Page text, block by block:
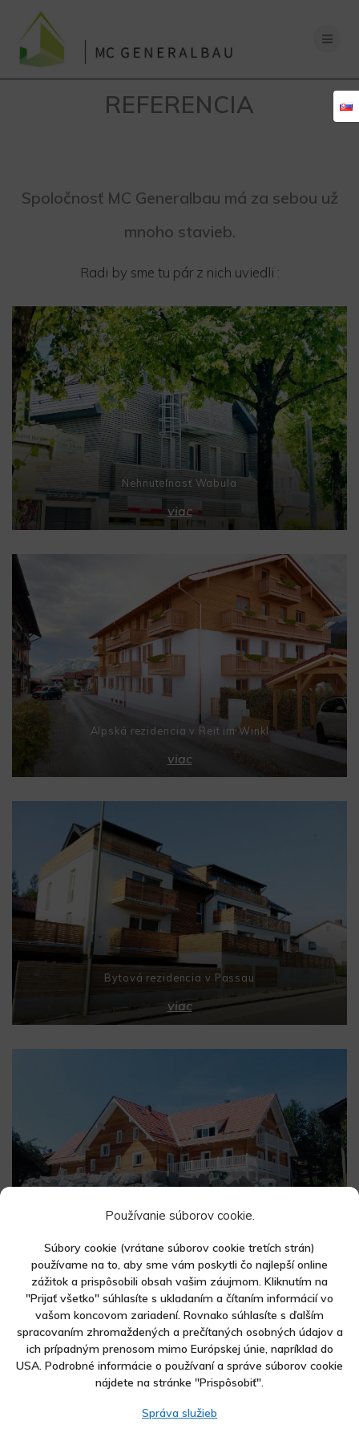
Používanie súborov cookie.
Súbory cookie (vrátane súborov cookie tretích strán)
používame na to, aby sme vám poskytli čo najlepší online
zážitok a prispôsobili obsah vašim záujmom. Kliknutím na
"Prijať všetko" súhlasíte s ukladaním a čítaním informácií vo
vašom koncovom zariadení. Rovnako súhlasíte s ďalším
spracovaním zhromaždených a prečítaných osobných údajov a
ich prípadným prenosom mimo Európskej únie, napríklad do
USA. Podrobné informácie o používaní a správe súborov cookie
nájdete na stránke "Prispôsobiť".
Správa služieb
REFERENCIA
Spoločnosť MC Generalbau má za sebou už
mnoho stavieb.
Radi by sme tu pár z nich uviedli :
Nehnuteľnosť Wabula
viac
Alpská rezidencia v Reit im Winkl
viac
Bytová rezidencia v Passau
viac
Rezidencia Viechtach
viac
MC Generalbau
© 2026
MC Generalbau